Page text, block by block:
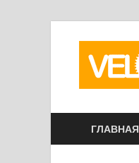
ГЛАВНАЯ